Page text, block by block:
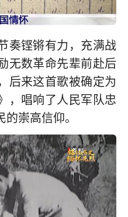
奏铿锵有力，充满战
无数革命先辈前赴后
后来这首歌被确定为
，唱响了人民军队忠
崇高信仰。